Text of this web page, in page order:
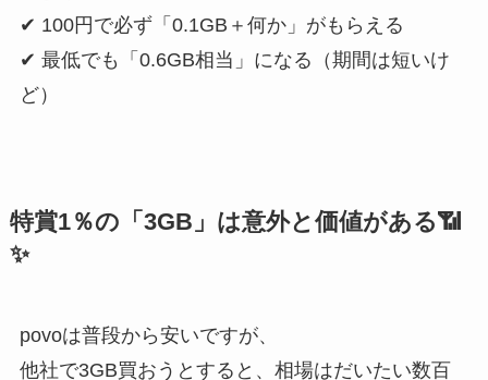
✔ 100円で必ず「0.1GB＋何か」がもらえる
✔ 最低でも「0.6GB相当」になる（期間は短いけ
ど）
特賞1％の「3GB」は意外と価値がある📶
✨
povoは普段から安いですが、
他社で3GB買おうとすると、相場はだいたい数百